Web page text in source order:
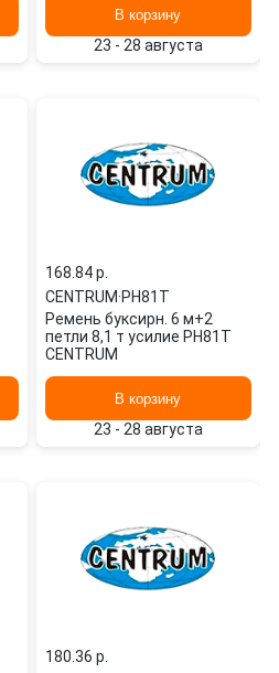
В корзину
23 - 28 августа
168.84 p.
CENTRUM·PH81T
Ремень буксирн. 6 м+2
петли 8,1 т усилие PH81T
CENTRUM
В корзину
23 - 28 августа
180.36 p.